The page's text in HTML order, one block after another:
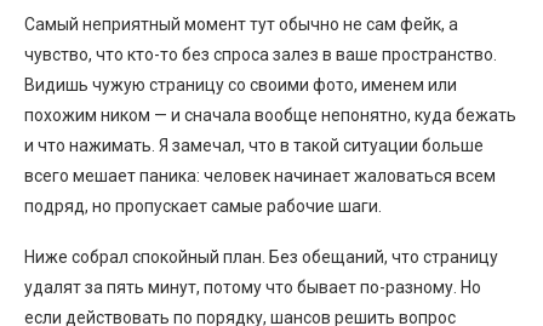
Самый неприятный момент тут обычно не сам фейк, а
чувство, что кто-то без спроса залез в ваше пространство.
Видишь чужую страницу со своими фото, именем или
похожим ником — и сначала вообще непонятно, куда бежать
и что нажимать. Я замечал, что в такой ситуации больше
всего мешает паника: человек начинает жаловаться всем
подряд, но пропускает самые рабочие шаги.
Ниже собрал спокойный план. Без обещаний, что страницу
удалят за пять минут, потому что бывает по-разному. Но
если действовать по порядку, шансов решить вопрос